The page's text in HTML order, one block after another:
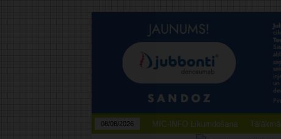
08/08/2026 MIC-INFO Likumdošana